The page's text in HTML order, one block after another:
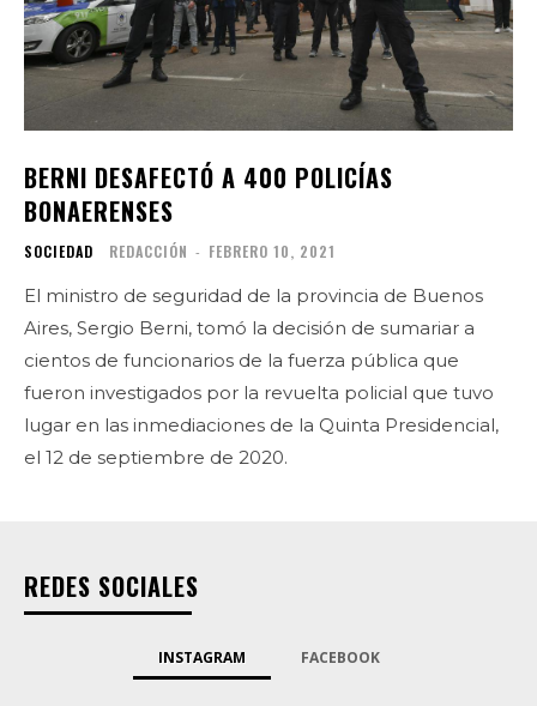
BERNI DESAFECTÓ A 400 POLICÍAS
BONAERENSES
SOCIEDAD REDACCIÓN - FEBRERO 10, 2021
El ministro de seguridad de la provincia de Buenos
Aires, Sergio Berni, tomó la decisión de sumariar a
cientos de funcionarios de la fuerza pública que
fueron investigados por la revuelta policial que tuvo
lugar en las inmediaciones de la Quinta Presidencial,
el 12 de septiembre de 2020.
REDES SOCIALES
INSTAGRAM FACEBOOK